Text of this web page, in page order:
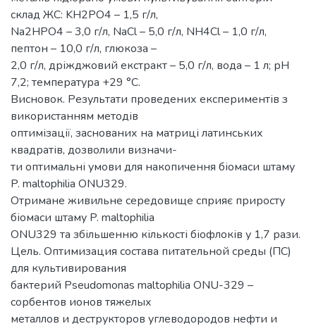
склад ЖС: KH2PO4 – 1,5 г/л,
Na2HPO4 – 3,0 г/л, NaCl – 5,0 г/л, NH4Cl – 1,0 г/л,
пептон – 10,0 г/л, глюкоза –
2,0 г/л, дріжджовий екстракт – 5,0 г/л, вода – 1 л; рН
7,2; температура +29 °С.
Висновок. Результати проведених експериментів з
використанням методів
оптимізації, заснованих на матриці латинських
квадратів, дозволили визначи-
ти оптимальні умови для накопичення біомаси штаму
P. maltophilia ОNU329.
Отримане живильне середовище сприяє приросту
біомаси штаму P. maltophilia
ОNU329 та збільшенню кількості біофлоків у 1,7 рази.
Цель. Оптимизация состава питательной среды (ПС)
для культивирования
бактерий Pseudomonas maltophilia ОNU-329 –
сорбентов ионов тяжелых
металлов и деструкторов углеводородов нефти и